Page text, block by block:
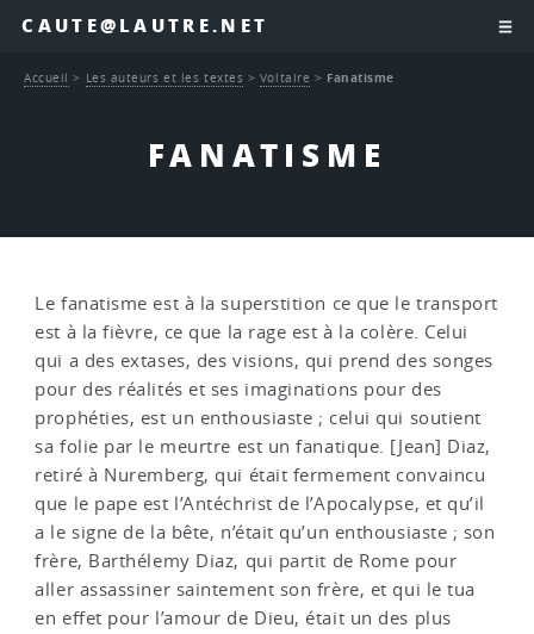
CAUTE@LAUTRE.NET
FANATISME
Accueil > Les auteurs et les textes > Voltaire > Fanatisme
Le fanatisme est à la superstition ce que le transport
est à la fièvre, ce que la rage est à la colère. Celui
qui a des extases, des visions, qui prend des songes
pour des réalités et ses imaginations pour des
prophéties, est un enthousiaste ; celui qui soutient
sa folie par le meurtre est un fanatique. [Jean] Diaz,
retiré à Nuremberg, qui était fermement convaincu
que le pape est l’Antéchrist de l’Apocalypse, et qu’il
a le signe de la bête, n’était qu’un enthousiaste ; son
frère, Barthélemy Diaz, qui partit de Rome pour
aller assassiner saintement son frère, et qui le tua
en effet pour l’amour de Dieu, était un des plus